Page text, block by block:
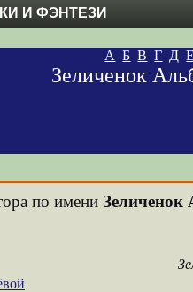
И ФЭНТЕЗИ
А Б В Г Д Е
Зеличенок
по имени Зеличенок